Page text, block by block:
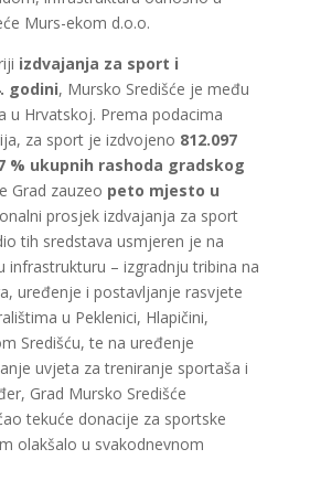
Murs-ekom d.o.o.
izdvajanja za sport i
godini, Mursko Središće je među
u Hrvatskoj. Prema podacima
za sport je izdvojeno 812.097
% ukupnih rashoda gradskog
Grad zauzeo peto mjesto u
prosjek izdvajanja za sport
tih sredstava usmjeren je na
infrastrukturu – izgradnju tribina na
uređenje i postavljanje rasvjete
u Peklenici, Hlapičini,
Središću, te na uređenje
uvjeta za treniranje sportaša i
Grad Mursko Središće
tekuće donacije za sportske
olakšalo u svakodnevnom